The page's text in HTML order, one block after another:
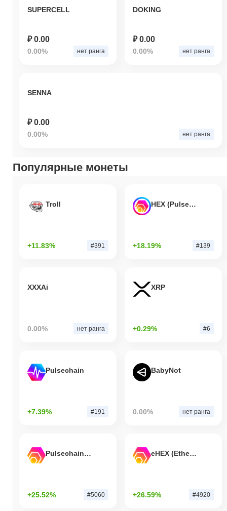
SUPERCELL
₽ 0.00
0.00% нет ранга
DOKING
₽ 0.00
0.00% нет ранга
SENNA
₽ 0.00
0.00% нет ранга
Популярные монеты
Troll
+11.83% #391
HEX (Pulsechain)
+18.19% #139
XXXAi
0.00% нет ранга
XRP
+0.29% #6
Pulsechain
+7.39% #191
BabyNot
0.00% нет ранга
Pulsechain Bridged HEX (Pulsechain)
+25.52% #5060
eHEX (Ethereum)
+26.59% #4920